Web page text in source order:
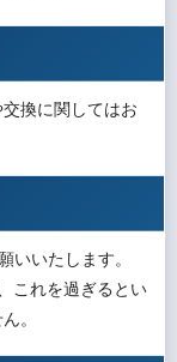
換に関してはお
いいたします。
これを過ぎるとい
。